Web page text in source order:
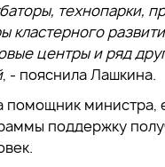
технопарки,
кластерного
центры и ряд
, - пояснила Лашкина.
помощник министра,
поддержку